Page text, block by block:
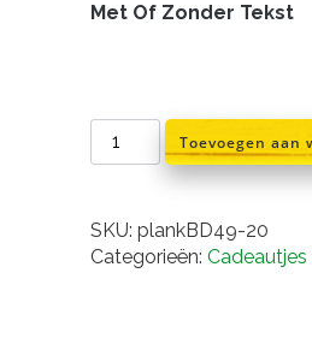
Met Of Zonder Tekst
Serveerplank
beuken
49x20x2cm
Toevoegen aan
SKU:plankBD49-20
Categorieën: